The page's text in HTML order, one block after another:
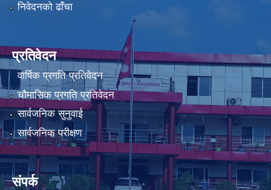
निवेदनको ढाँचा
प्रतिवेदन
वार्षिक प्रगति प्रतिवेदन
चौमासिक प्रगति प्रतिवेदन
सार्वजनिक सुनुवाई
सार्वजनिक परीक्षण
संपर्क